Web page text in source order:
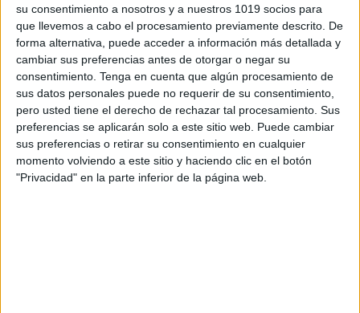
su consentimiento a nosotros y a nuestros 1019 socios para
que llevemos a cabo el procesamiento previamente descrito. De
forma alternativa, puede acceder a información más detallada y
cambiar sus preferencias antes de otorgar o negar su
consentimiento. Tenga en cuenta que algún procesamiento de
sus datos personales puede no requerir de su consentimiento,
pero usted tiene el derecho de rechazar tal procesamiento. Sus
preferencias se aplicarán solo a este sitio web. Puede cambiar
sus preferencias o retirar su consentimiento en cualquier
momento volviendo a este sitio y haciendo clic en el botón
"Privacidad" en la parte inferior de la página web.
educación primaria. En Orientación Andujar, hemos
creado el recurso «Aprendemos a Escribir los […]
SEGUIR LEYENDO
Buscar